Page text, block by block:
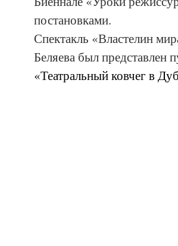
постановками.
Спектакль «Властелин
Беляева был представлен
«Театральный ковчег в